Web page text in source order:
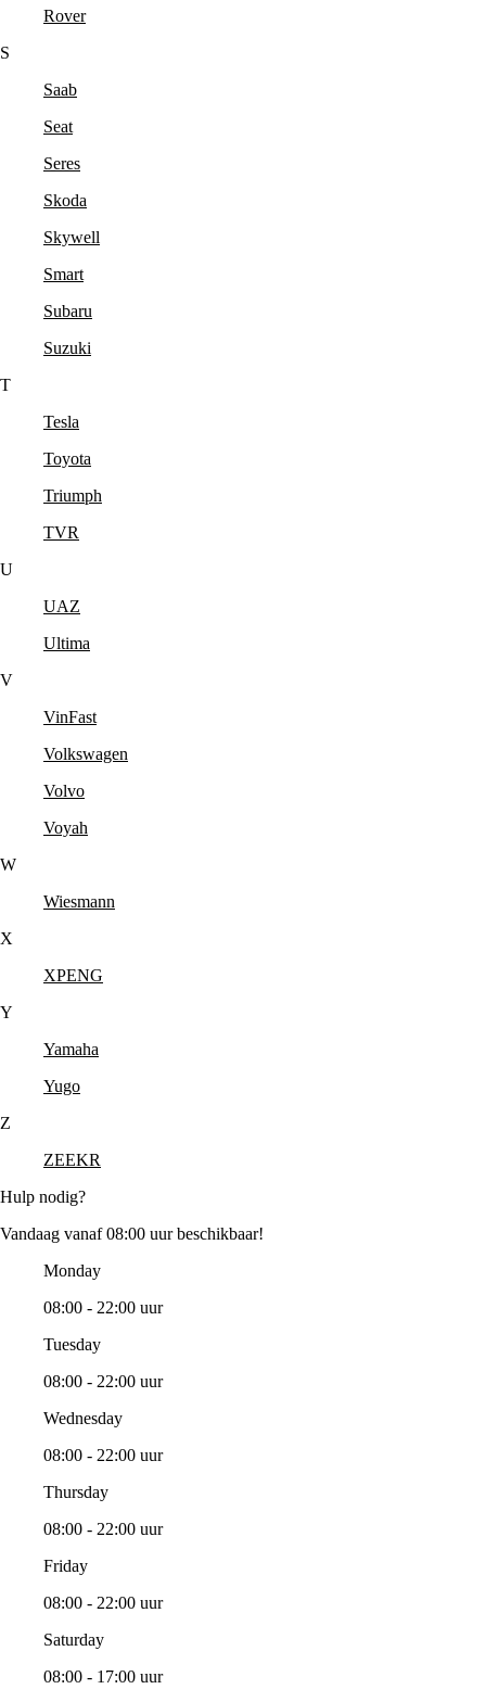
Rover
S
Saab
Seat
Seres
Skoda
Skywell
Smart
Subaru
Suzuki
T
Tesla
Toyota
Triumph
TVR
U
UAZ
Ultima
V
VinFast
Volkswagen
Volvo
Voyah
W
Wiesmann
X
XPENG
Y
Yamaha
Yugo
Z
ZEEKR
Hulp nodig?
Vandaag vanaf 08:00 uur beschikbaar!
Monday
08:00 - 22:00 uur
Tuesday
08:00 - 22:00 uur
Wednesday
08:00 - 22:00 uur
Thursday
08:00 - 22:00 uur
Friday
08:00 - 22:00 uur
Saturday
08:00 - 17:00 uur